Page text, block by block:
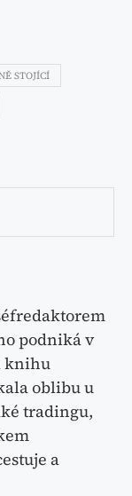
STOJÍCÍ
podniká v
knihu
oblibu u
tradingu,
a